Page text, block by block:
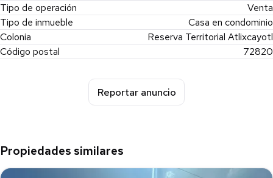
Tipo de operación
Venta
Tipo de inmueble
Casa en condominio
Colonia
Reserva Territorial Atlixcayotl
Código postal
72820
Reportar anuncio
Propiedades similares